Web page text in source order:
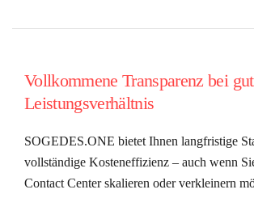
Vollkommene Transparenz bei
Leistungsverhältnis
SOGEDES.ONE bietet Ihnen langfristige
vollständige Kosteneffizienz – auch wenn
Contact Center skalieren oder verkleinern